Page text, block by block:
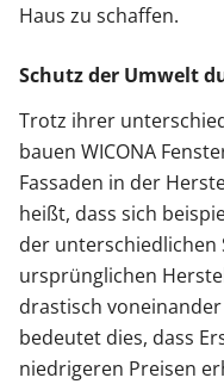
Haus zu schaffen.
Schutz der Umwelt
Trotz ihrer
bauen WICONA
Fassaden in der
heißt, dass sich
der unterschiedlichen
ursprünglichen
drastisch
bedeutet dies, dass
niedrigeren Preisen